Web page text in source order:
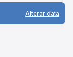
Alterar data